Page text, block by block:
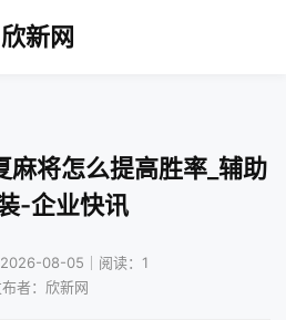
欣新网
麻将怎么提高胜率_辅助
-企业快讯
08-05｜阅读：1
布者：欣新网